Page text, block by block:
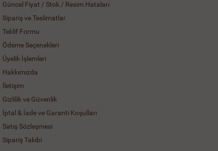
Güncel Fiyat / Stok / Resim Hataları
Sipariş ve Teslimatlar
Teklif Formu
Ödeme Seçenekleri
Üyelik İşlemleri
Hakkımızda
İletişim
Gizlilik ve Güvenlik
İptal & İade ve Garanti Koşulları
Satış Sözleşmesi
Sipariş Takibi